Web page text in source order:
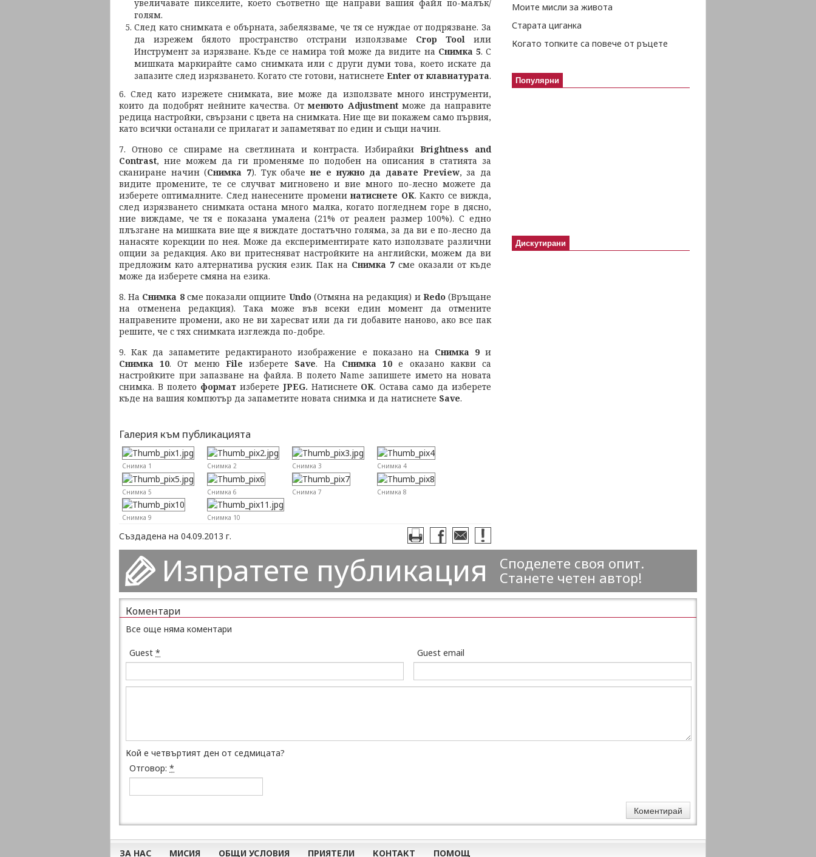
увеличавате пикселите, което съответно ще направи вашия файл по-малък/
голям.
След като снимката е обърната, забелязваме, че тя се нуждае от подрязване. За
да изрежем бялото пространство отстрани използваме Crop Tool или
Инструмент за изрязване. Къде се намира той може да видите на Снимка 5. С
мишката маркирайте само снимката или с други думи това, което искате да
запазите след изрязването. Когато сте готови, натиснете Enter от клавиатурата.
6. След като изрежете снимката, вие може да използвате много инструменти,
които да подобрят нейните качества. Отменюто Adjustment може да направите
редица настройки, свързани с цвета на снимката. Ние ще ви покажем само първия,
като всички останали се прилагат и запаметяват по един и същи начин.
7. Отново се спираме на светлината и контраста. Избирайки Brightness and
Contrast, ние можем да ги променяме по подобен на описания в статията за
сканиране начин (Снимка 7). Тук обачене е нужно да давате Preview, за да
видите промените, те се случват мигновено и вие много по-лесно можете да
изберете оптималните. След нанесените променинатиснете OK. Както се вижда,
след изрязването снимката остана много малка, когато погледнем горе в дясно,
ние виждаме, че тя е показана умалена (21% от реален размер 100%). С едно
плъзгане на мишката вие ще я виждате достатъчно голяма, за да ви е по-лесно да
нанасяте корекции по нея. Може да експериментирате като използвате различни
опции за редакция. Ако ви притесняват настройките на английски, можем да ви
предложим като алтернатива руския език. Пак на Снимка 7сме оказали от къде
може да изберете смяна на езика.
8. На Снимка 8сме показали опциите Undo(Отмяна на редакция) и Redo(Връщане
на отменена редакция). Така може във всеки един момент да отмените
направените промени, ако не ви харесват или да ги добавите наново, ако все пак
решите, че с тях снимката изглежда по-добре.
9. Как да запаметите редактираното изображение е показано на Снимка 9и
Снимка 10. От меню File изберете Save. На Снимка 10 е оказано какви са
настройките при запазване на файла. В полето Name запишете името на новата
снимка. В полето формат изберете JPEG. Натиснете ОК. Остава само да изберете
къде на вашия компютър да запаметите новата снимка и да натиснете Save.
Галерия към публикацията
Снимка 1 Снимка 2 Снимка 3 Снимка 4
Снимка 5 Снимка 6 Снимка 7 Снимка 8
Снимка 9 Снимка 10
Създадена на 04.09.2013 г.
Моите мисли за живота
Старата циганка
Когато топките са повече от ръцете
Популярни
Дискутирани
Изпратете публикация
Споделете своя опит.
Станете четен автор!
Коментари
Все още няма коментари
Guest * Guest email
Кой е четвъртият ден от седмицата?
Отговор: *
ЗА НАС МИСИЯ ОБЩИ УСЛОВИЯ ПРИЯТЕЛИ КОНТАКТ ПОМОЩ